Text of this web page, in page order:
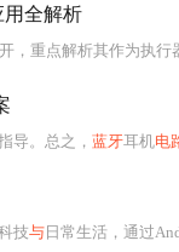
用全解析
导。总之， 蓝牙耳机电
技与 日常生活，通过